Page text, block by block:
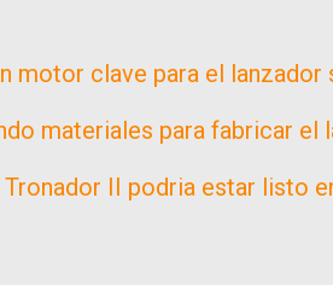
motor clave para el
materiales para fabricar
II podria estar listo